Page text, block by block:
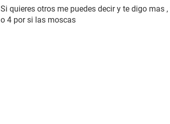
Si quieres otros me puedes decir y te digo mas
o 4 por si las moscas